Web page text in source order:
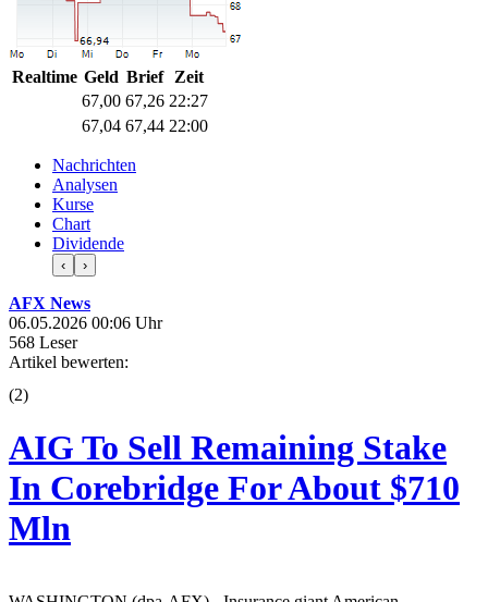
Realtime Geld Brief
Zeit
67,00 67,26 22:27
67,04 67,44 22:00
Nachrichten
Analysen
Kurse
Chart
Dividende
‹ ›
AFX News
06.05.2026 00:06 Uhr
568 Leser
Artikel bewerten:
(2)
AIG To Sell Remaining Stake
In Corebridge For About $710
Mln